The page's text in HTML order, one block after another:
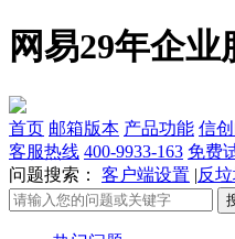
网易29年企
首页 邮箱版本 产品功能 信
客服热线 400-9933-163 免费
问题搜索：
客户端设置 |反